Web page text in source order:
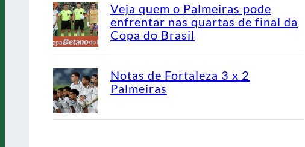
Veja quem o Palmeiras pode
enfrentar nas quartas de final da
Copa do Brasil
Notas de Fortaleza 3 x 2
Palmeiras